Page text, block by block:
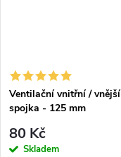
Ventilační vnitřní / vnější
spojka - 125 mm
80 Kč
Skladem